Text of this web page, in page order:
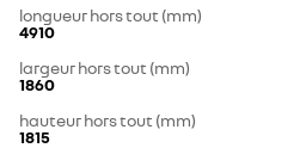
longueur hors tout (mm)
4910
largeur hors tout (mm)
1860
hauteur hors tout (mm)
1815